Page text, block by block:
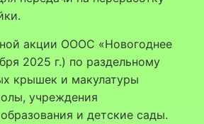
акции ОООС «Новогоднее
2025 г.) по раздельному
крышек и макулатуры
учреждения
и детские сады.